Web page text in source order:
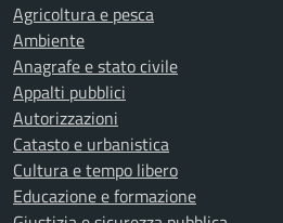
Agricoltura e pesca
Ambiente
Anagrafe e stato civile
Appalti pubblici
Autorizzazioni
Catasto e urbanistica
Cultura e tempo libero
Educazione e formazione